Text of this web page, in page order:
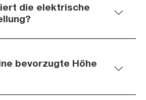
die elektrische
bevorzugte Höhe